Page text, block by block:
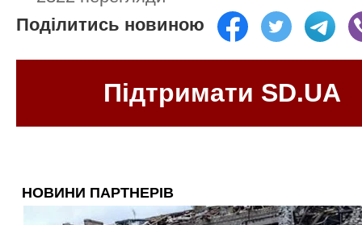
Поділитись новиною
Підтримати SD.UA